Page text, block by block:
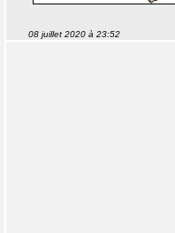
08 juillet 2020 à 23:52